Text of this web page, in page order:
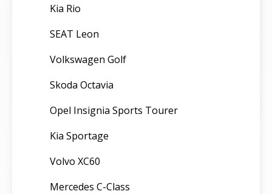
Kia Rio
SEAT Leon
Volkswagen Golf
Skoda Octavia
Opel Insignia Sports Tourer
Kia Sportage
Volvo XC60
Mercedes C-Class